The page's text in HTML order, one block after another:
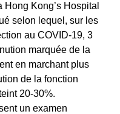
Kong’s Hospital
selon lequel, sur les
au COVID-19, 3
marquée de la
en marchant plus
de la fonction
20-30%.
un examen